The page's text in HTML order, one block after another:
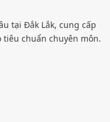
tại Đắk Lắk, cung cấp
chuẩn chuyên môn.